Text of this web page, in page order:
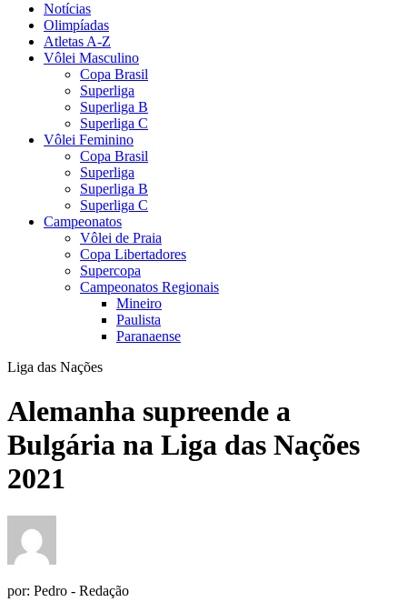
Notícias
Olimpíadas
Atletas A-Z
Vôlei Masculino
Copa Brasil
Superliga
Superliga B
Superliga C
Vôlei Feminino
Copa Brasil
Superliga
Superliga B
Superliga C
Campeonatos
Vôlei de Praia
Copa Libertadores
Supercopa
Campeonatos Regionais
Mineiro
Paulista
Paranaense
Liga das Nações
Alemanha supreende a
Bulgária na Liga das Nações
2021
por: Pedro - Redação